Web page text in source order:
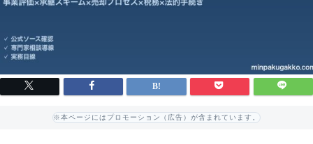
※本ページにはプロモーション（広告）が含まれています。